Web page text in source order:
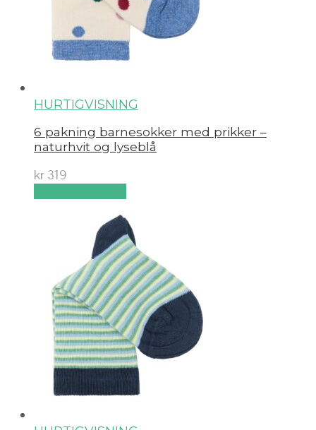
HURTIGVISNING
6 pakning barnesokker med prikker –
naturhvit og lyseblå
kr 319